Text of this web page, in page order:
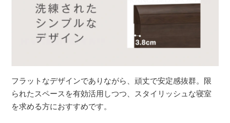
フラットなデザインでありながら、頑丈で安定感抜群。限
られたスペースを有効活用しつつ、スタイリッシュな寝室
を求める方におすすめです。